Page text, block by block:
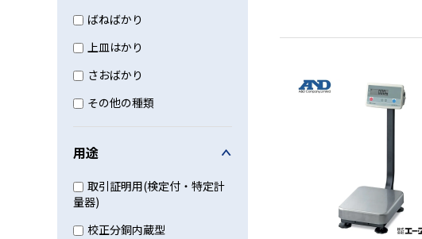
ばねばかり
上皿はかり
さおばかり
その他の種類
用途
取引証明用(検定付・特定計
量器)
校正分銅内蔵型